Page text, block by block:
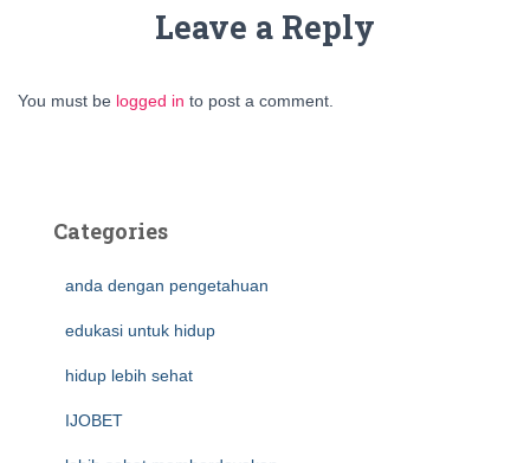
Leave a Reply
You must be logged in to post a comment.
Categories
anda dengan pengetahuan
edukasi untuk hidup
hidup lebih sehat
IJOBET